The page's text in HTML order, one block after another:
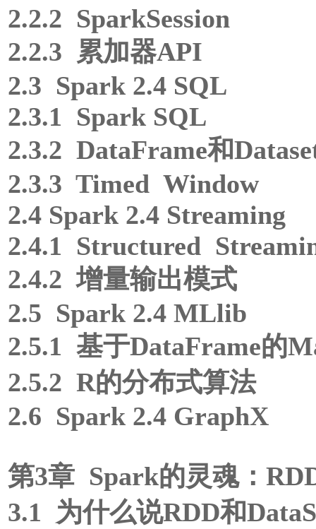
2.2.2 SparkSession
2.2.3 累加器API
2.3 Spark 2.4 SQL
2.3.1 Spark SQL
2.3.2 DataFrame和
2.3.3 Timed Window
2.4 Spark 2.4 Streaming
2.4.1 Structured
2.4.2 增量输出模式
2.5 Spark 2.4 MLlib
2.5.1 基于DataFrame的
2.5.2 R的分布式算法
2.6 Spark 2.4 GraphX
第3章 Spark的灵魂：
3.1 为什么说RDD和